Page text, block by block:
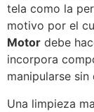
tela como la
motivo por el
Motor debe
incorpora
manipularse sin
Una limpieza